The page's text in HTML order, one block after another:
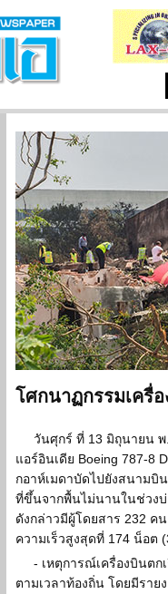
โศกนาฏกรรมเครื่
วันศุกร์ ที่ 13 มิถุนายน
แอร์อินเดีย Boeing 787-8
กอาห์เมดาบัดไปยังสนามบิ
ที่ขึ้นจากพื้นไม่นานในช่วง
ดังกล่าวมีผู้โดยสาร 232
ความเร็วสูงสุดที่ 174 น็อต
- เหตุการณ์เครื่องบินตก
ตามเวลาท้องถิ่น โดยมีราย